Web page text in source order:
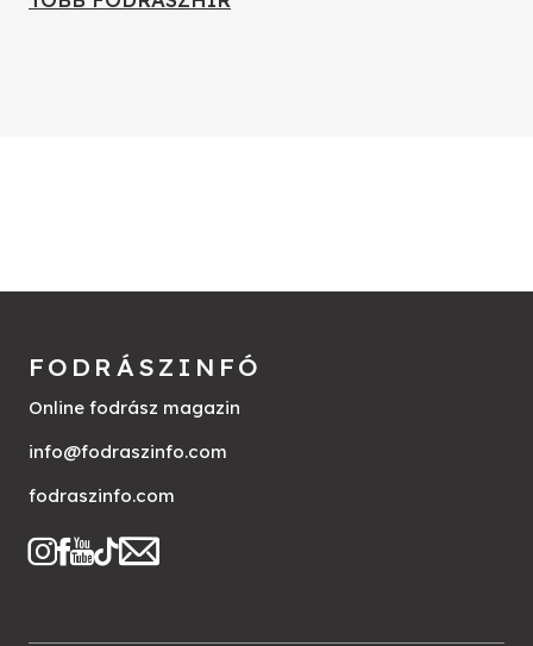
FODRÁSZINFÓ
Online fodrász magazin
info@fodraszinfo.com
fodraszinfo.com